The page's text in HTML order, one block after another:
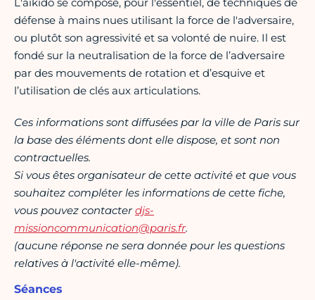
L'aïkido se compose, pour l'essentiel, de techniques de
défense à mains nues utilisant la force de l'adversaire,
ou plutôt son agressivité et sa volonté de nuire. Il est
fondé sur la neutralisation de la force de l’adversaire
par des mouvements de rotation et d’esquive et
l’utilisation de clés aux articulations.
Ces informations sont diffusées par la ville de Paris sur
la base des éléments dont elle dispose, et sont non
contractuelles.
Si vous êtes organisateur de cette activité et que vous
souhaitez compléter les informations de cette fiche,
vous pouvez contacterdjs-
missioncommunication@paris.fr.
(aucune réponse ne sera donnée pour les questions
relatives à l'activité elle-même).
Séances